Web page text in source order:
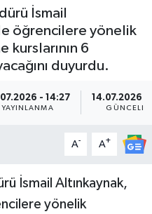
İsmail
öğrencilere yönelik
6
duyurdu.
- 14:27
YAYINLANMA
14.07.2026 -
A- A+
İsmail Altınkaynak,
yönelik